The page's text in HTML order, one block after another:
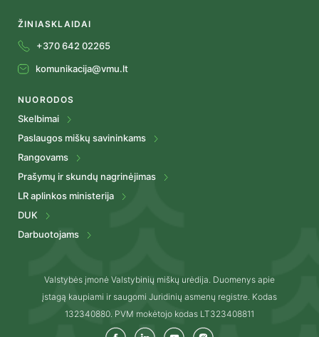
ŽINIASKLAIDAI
+370 642 02265
komunikacija@vmu.lt
NUORODOS
Skelbimai
Paslaugos miškų savininkams
Rangovams
Prašymų ir skundų nagrinėjimas
LR aplinkos ministerija
DUK
Darbuotojams
Valstybės įmonė Valstybinių miškų urėdija. Duomenys apie
įstagą kaupiami ir saugomi Juridinių asmenų registre. Kodas
132340880. PVM mokėtojo kodas LT323408811